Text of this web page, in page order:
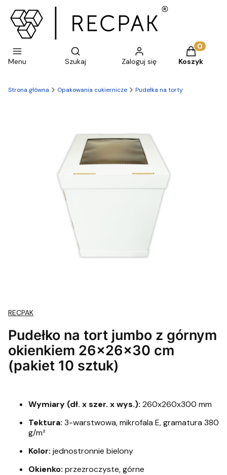
Menu
Otwórz wyszukiwarkę
Szukaj Zaloguj się
Produkty
Koszyk
Strona główna Opakowania cukiernicze Pudełka na torty
RECPAK
Pudełko na tort jumbo z górnym
okienkiem 26x26x30 cm
(pakiet 10 sztuk)
Wymiary (dł. x szer. x wys.): 260x260x300 mm
Tektura: 3-warstwowa, mikrofala E, gramatura 380
g/m²
Kolor: jednostronnie bielony
Okienko: przezroczyste, górne